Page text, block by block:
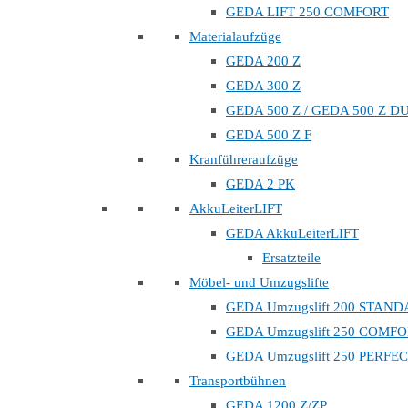
GEDA LIFT 250 COMFORT
Materialaufzüge
GEDA 200 Z
GEDA 300 Z
GEDA 500 Z / GEDA 500 Z
GEDA 500 Z F
Kranführeraufzüge
GEDA 2 PK
AkkuLeiterLIFT
GEDA AkkuLeiterLIFT
Ersatzteile
Möbel- und Umzugslifte
GEDA Umzugslift 200
GEDA Umzugslift 250
GEDA Umzugslift 250
Transportbühnen